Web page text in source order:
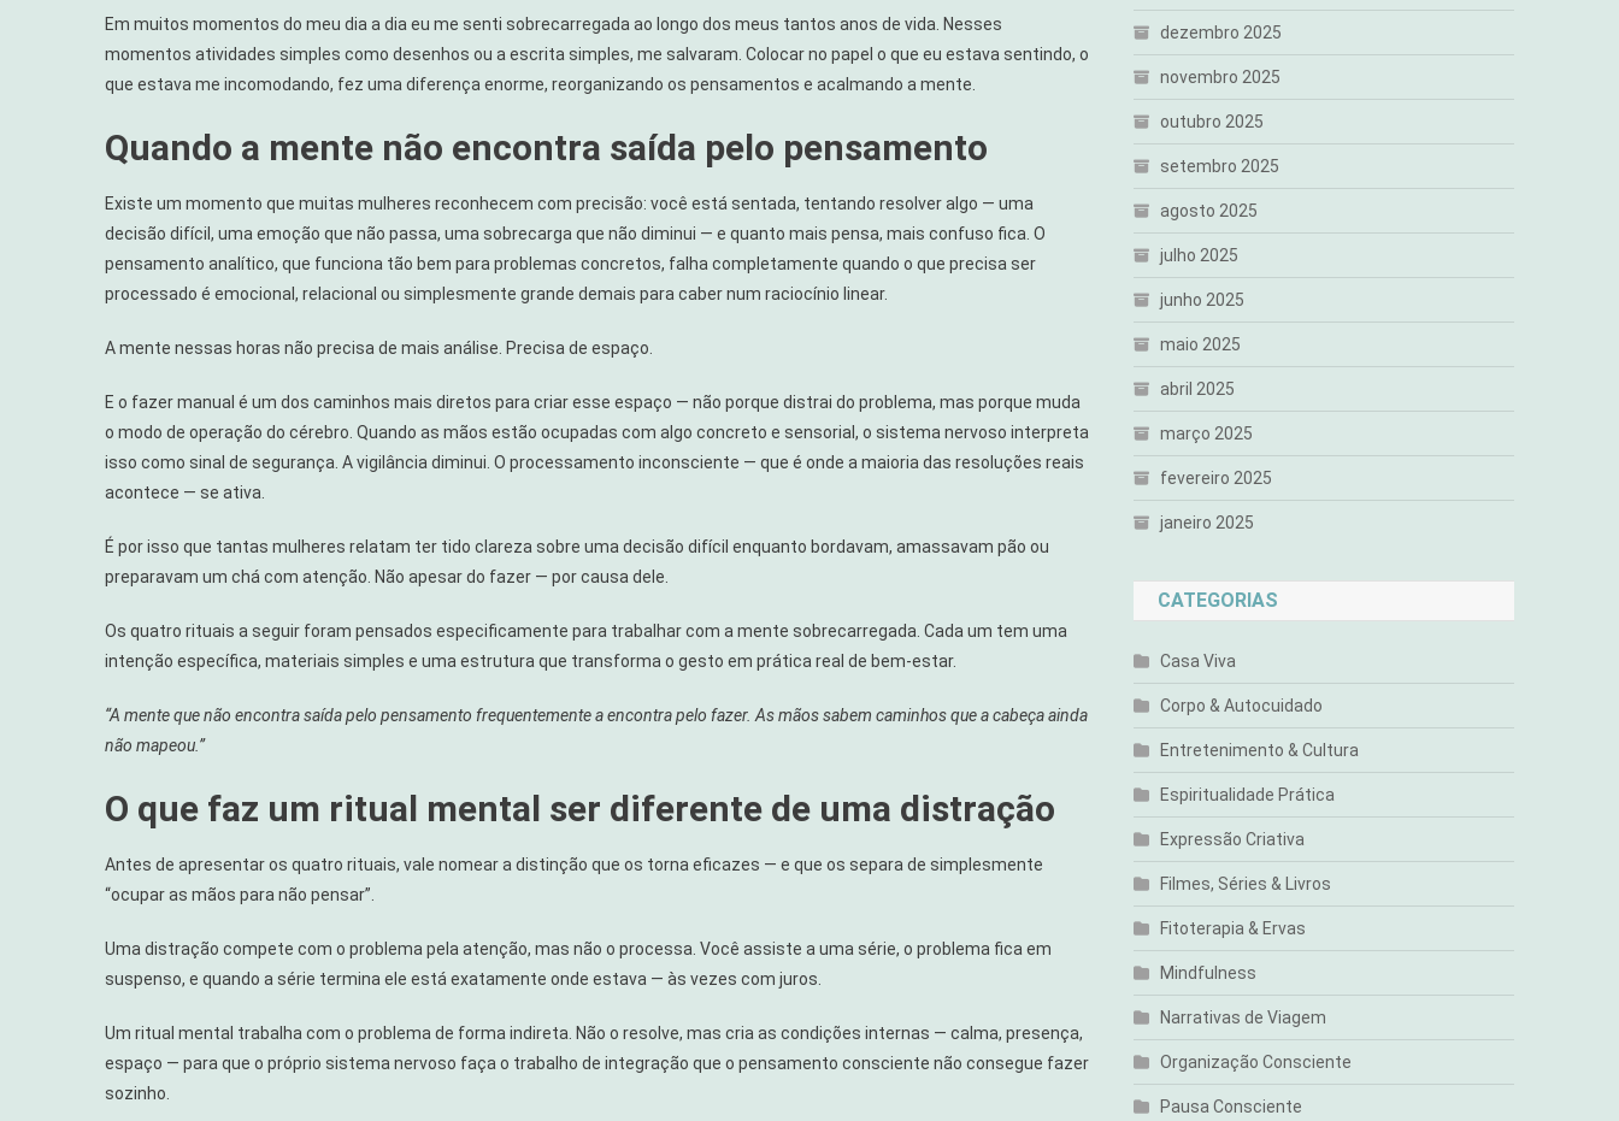
Em muitos momentos do meu dia a dia eu me senti sobrecarregada ao longo dos meus tantos anos de vida. Nesses
momentos atividades simples como desenhos ou a escrita simples, me salvaram. Colocar no papel o que eu estava sentindo, o
que estava me incomodando, fez uma diferença enorme, reorganizando os pensamentos e acalmando a mente.
Quando a mente não encontra saída pelo pensamento
Existe um momento que muitas mulheres reconhecem com precisão: você está sentada, tentando resolver algo — uma
decisão difícil, uma emoção que não passa, uma sobrecarga que não diminui — e quanto mais pensa, mais confuso fica. O
pensamento analítico, que funciona tão bem para problemas concretos, falha completamente quando o que precisa ser
processado é emocional, relacional ou simplesmente grande demais para caber num raciocínio linear.
A mente nessas horas não precisa de mais análise. Precisa de espaço.
E o fazer manual é um dos caminhos mais diretos para criar esse espaço — não porque distrai do problema, mas porque muda
o modo de operação do cérebro. Quando as mãos estão ocupadas com algo concreto e sensorial, o sistema nervoso interpreta
isso como sinal de segurança. A vigilância diminui. O processamento inconsciente — que é onde a maioria das resoluções reais
acontece — se ativa.
É por isso que tantas mulheres relatam ter tido clareza sobre uma decisão difícil enquanto bordavam, amassavam pão ou
preparavam um chá com atenção. Não apesar do fazer — por causa dele.
Os quatro rituais a seguir foram pensados especificamente para trabalhar com a mente sobrecarregada. Cada um tem uma
intenção específica, materiais simples e uma estrutura que transforma o gesto em prática real de bem-estar.
“A mente que não encontra saída pelo pensamento frequentemente a encontra pelo fazer. As mãos sabem caminhos que a cabeça ainda
não mapeou.”
O que faz um ritual mental ser diferente de uma distração
Antes de apresentar os quatro rituais, vale nomear a distinção que os torna eficazes — e que os separa de simplesmente
“ocupar as mãos para não pensar”.
Uma distração compete com o problema pela atenção, mas não o processa. Você assiste a uma série, o problema fica em
suspenso, e quando a série termina ele está exatamente onde estava — às vezes com juros.
Um ritual mental trabalha com o problema de forma indireta. Não o resolve, mas cria as condições internas — calma, presença,
espaço — para que o próprio sistema nervoso faça o trabalho de integração que o pensamento consciente não consegue fazer
sozinho.
dezembro 2025
novembro 2025
outubro 2025
setembro 2025
agosto 2025
julho 2025
junho 2025
maio 2025
abril 2025
março 2025
fevereiro 2025
janeiro 2025
CATEGORIAS
Casa Viva
Corpo & Autocuidado
Entretenimento & Cultura
Espiritualidade Prática
Expressão Criativa
Filmes, Séries & Livros
Fitoterapia & Ervas
Mindfulness
Narrativas de Viagem
Organização Consciente
Pausa Consciente